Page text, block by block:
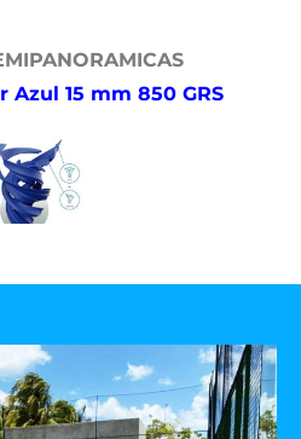
Azul 15 mm 850 GRS